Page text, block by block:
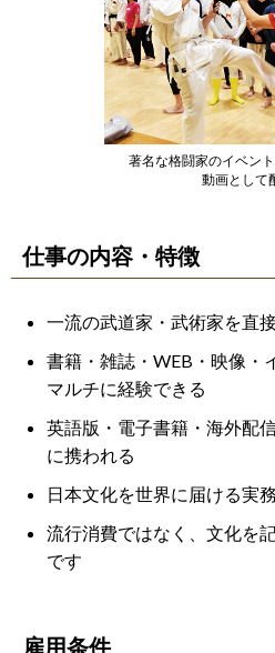
著名な格闘家のイベン
動画として
仕事の内容・特徴
一流の武道家・武術家を直
書籍・雑誌・WEB・映像・
マルチに経験できる
英語版・電子書籍・海外配
に携われる
日本文化を世界に届ける実
流行消費ではなく、文化を
です
雇用条件